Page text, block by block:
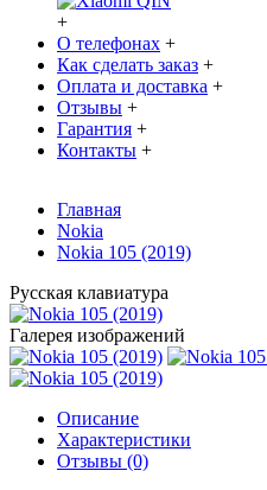
+
О телефонах +
Как сделать заказ +
Оплата и доставка +
Отзывы +
Гарантия +
Контакты +
Главная
Nokia
Nokia 105 (2019)
Русская клавиатура
Галерея изображений
Описание
Характеристики
Отзывы (0)